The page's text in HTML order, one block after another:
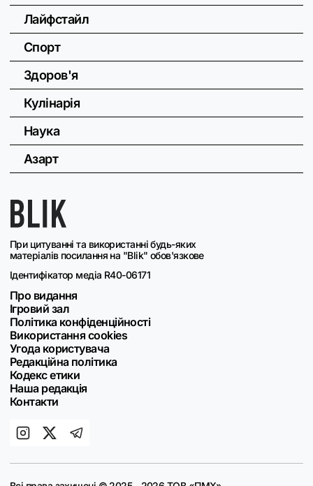
При цитуванні та використанні будь-яких
матеріалів посилання на "Blik" обов'язкове
Ідентифікатор медіа R40-06171
Про видання
Ігровий зал
Політика конфіденційності
Використання cookies
Угода користувача
Редакційна політика
Кодекс етики
Наша редакція
Контакти
Лайфстайл
Спорт
Здоров'я
Кулінарія
Наука
Азарт